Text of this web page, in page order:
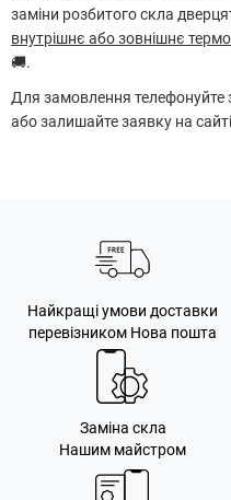
заміни розбитого скла
внутрішнє або зовнішнє
🚚.
Для замовлення
або залишайте заявку на
Найкращі умови доставки
перевізником Нова пошта
Заміна скла
Нашим майстром